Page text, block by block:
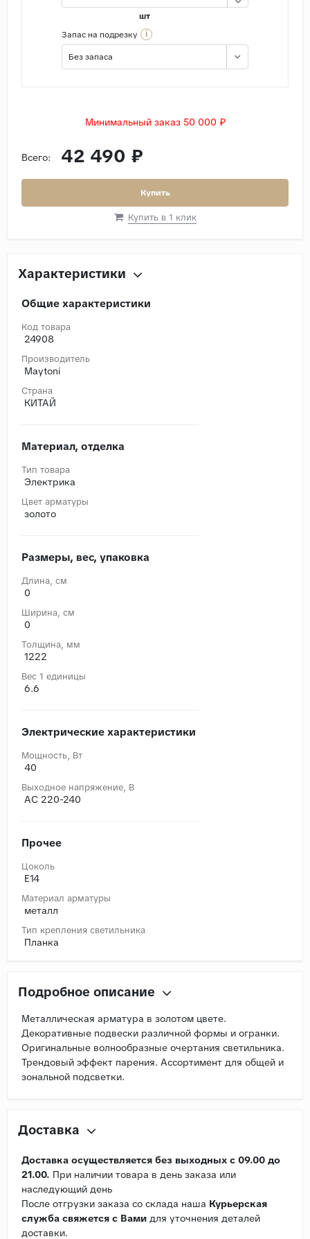
шт
Запас на подрезку
i
Без запаса
Минимальный заказ 50 000 ₽
Всего: 42 490 ₽
Купить
Купить в 1 клик
Характеристики
Общие характеристики
Код товара
24908
Производитель
Maytoni
Страна
КИТАЙ
Материал, отделка
Тип товара
Электрика
Цвет арматуры
золото
Размеры, вес, упаковка
Длина, cм
0
Ширина, cм
0
Толщина, мм
1222
Вес 1 единицы
6.6
Электрические характеристики
Мощность, Вт
40
Выходное напряжение, В
AC 220-240
Прочее
Цоколь
E14
Материал арматуры
металл
Тип крепления светильника
Планка
Подробное описание
Металлическая арматура в золотом цвете.
Декоративные подвески различной формы и огранки.
Оригинальные волнообразные очертания светильника.
Трендовый эффект парения. Ассортимент для общей и
зональной подсветки.
Доставка
Доставка осуществляется без выходных с 09.00 до
21.00. При наличии товара в день заказа или
наследующий день
После отгрузки заказа со склада наша Курьерская
служба свяжется с Вами для уточнения деталей
доставки.